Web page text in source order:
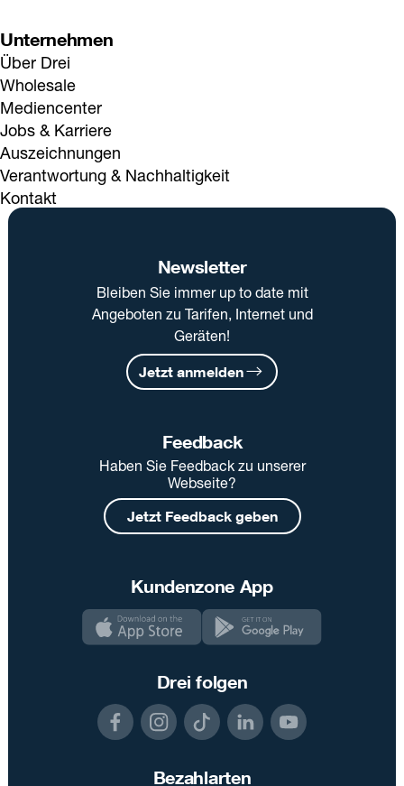
Unternehmen
Über Drei
Wholesale
Mediencenter
Jobs & Karriere
Auszeichnungen
Verantwortung & Nachhaltigkeit
Kontakt
Newsletter
Bleiben Sie immer up to date mit
Angeboten zu Tarifen, Internet und
Geräten!
Jetzt anmelden
Feedback
Haben Sie Feedback zu unserer
Webseite?
Jetzt Feedback geben
Kundenzone App
Drei folgen
Bezahlarten